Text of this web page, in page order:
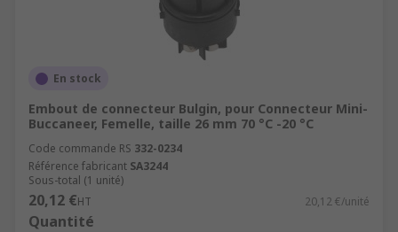
En stock
Embout de connecteur Bulgin, pour Connecteur Mini-
Buccaneer, Femelle, taille 26 mm 70 °C -20 °C
Code commande RS 332-0234
Référence fabricant SA3244
Sous-total (1 unité)
20,12 €HT 20,12 €/unité
Quantité